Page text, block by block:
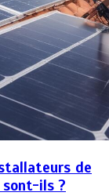
de
sont-ils ?